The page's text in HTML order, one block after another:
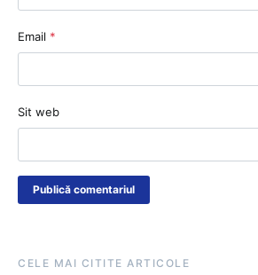
Email *
Sit web
CELE MAI CITITE ARTICOLE